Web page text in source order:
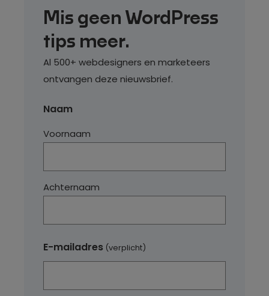
Mis geen WordPress
tips meer.
Al 500+ webdesigners en marketeers
ontvangen deze nieuwsbrief.
Naam
Voornaam
Achternaam
E-mailadres (verplicht)